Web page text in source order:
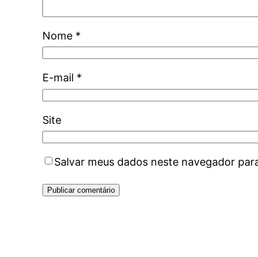
Nome *
E-mail *
Site
Salvar meus dados neste navegador